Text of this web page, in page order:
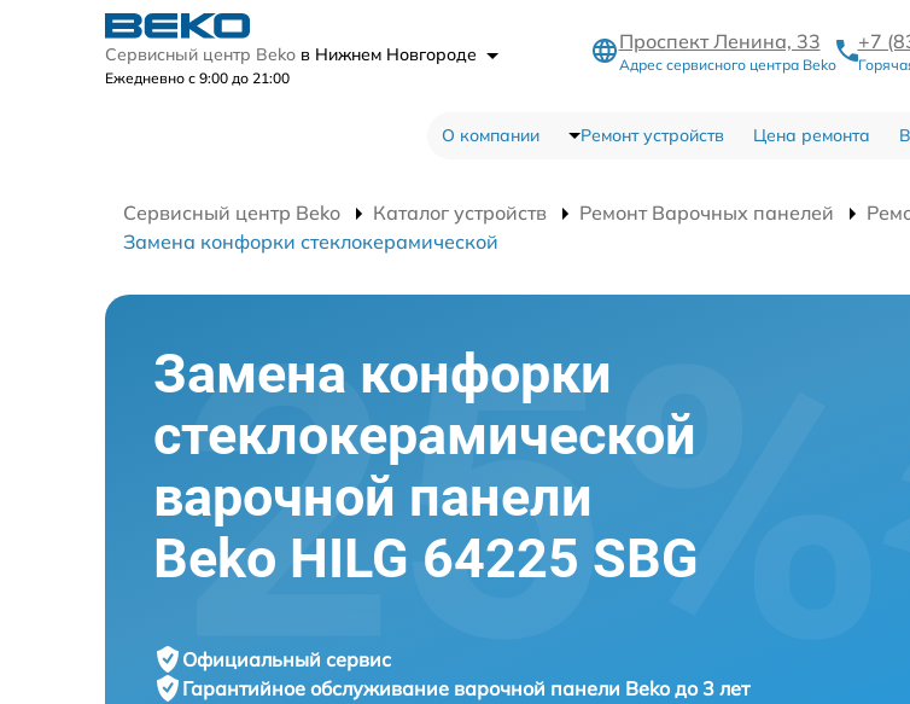
Сервисный центр Beko в Нижнем Новгороде
Ежедневно с 9:00 до 21:00
Проспект Ленина, 33
Адрес сервисного центра Beko
+7
О компании Ремонт устройств Цена ремонта
Сервисный центр Beko Каталог устройств Ремонт Варочных панелей
Замена конфорки стеклокерамической
Замена конфорки
стеклокерамической
варочной панели
Beko HILG 64225 SBG
Официальный сервис
Гарантийное обслуживание варочной панели Beko до 3 лет